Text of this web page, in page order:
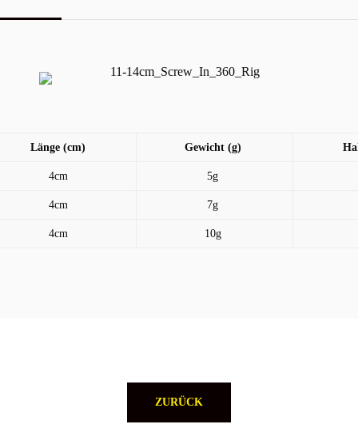
Länge (cm) Gewicht (g)
4cm 5g
4cm 7g
4cm 10g
ZURÜCK